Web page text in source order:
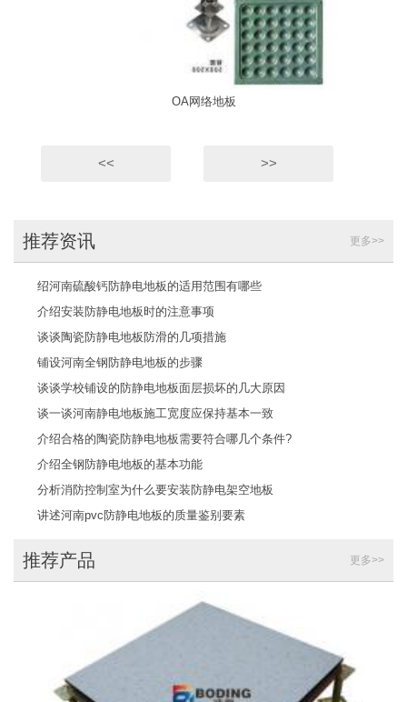
OA网络地板
<< >>
推荐资讯 更多>>
绍河南硫酸钙防静电地板的适用范围有哪些
介绍安装防静电地板时的注意事项
谈谈陶瓷防静电地板防滑的几项措施
铺设河南全钢防静电地板的步骤
谈谈学校铺设的防静电地板面层损坏的几大原因
谈一谈河南静电地板施工宽度应保持基本一致
介绍合格的陶瓷防静电地板需要符合哪几个条件?
介绍全钢防静电地板的基本功能
分析消防控制室为什么要安装防静电架空地板
讲述河南pvc防静电地板的质量鉴别要素
推荐产品 更多>>